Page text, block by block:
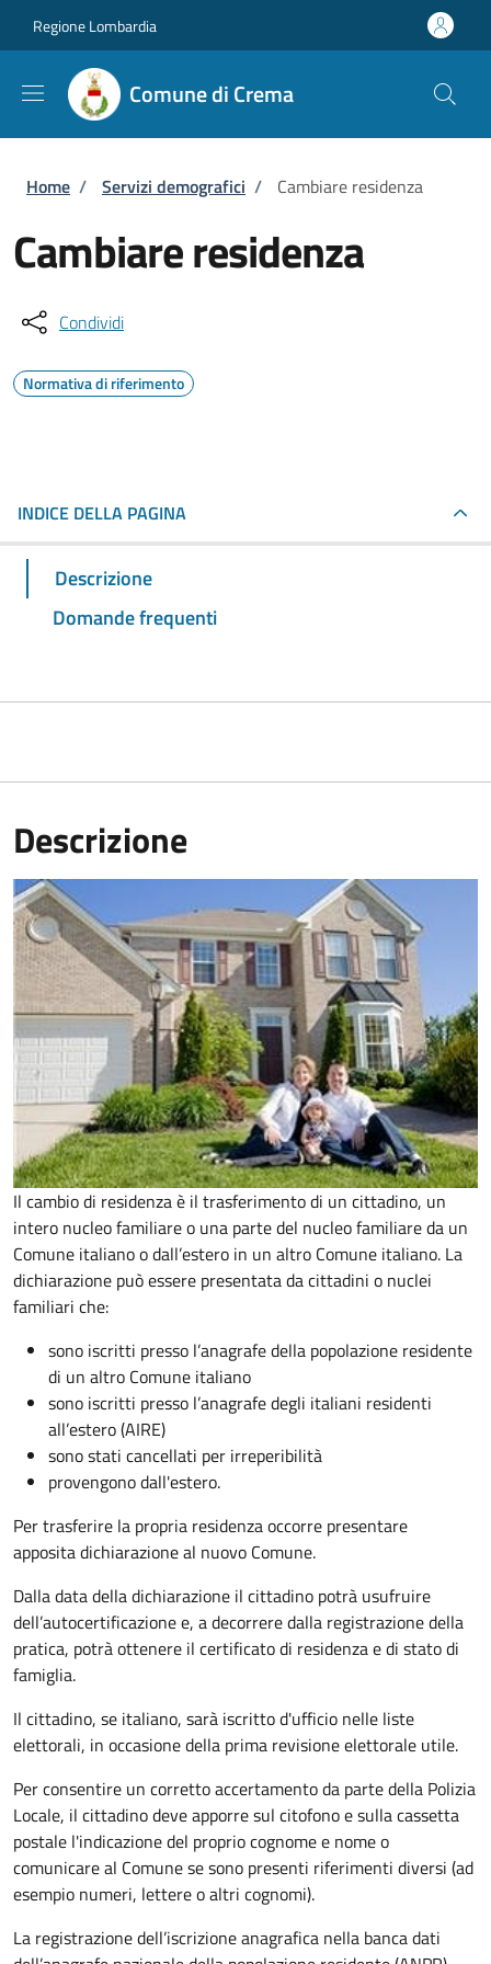
Regione Lombardia
Comune di Crema
Briciole di pane
Home / Servizi demografici / Cambiare residenza
Cambiare residenza
Condividi
Normativa di riferimento
INDICE DELLA PAGINA
Descrizione
Domande frequenti
Descrizione
Il cambio di residenza è il trasferimento di un cittadino, un
intero nucleo familiare o una parte del nucleo familiare da un
Comune italiano o dall’estero in un altro Comune italiano. La
dichiarazione può essere presentata da cittadini o nuclei
familiari che:
sono iscritti presso l’anagrafe della popolazione residente
di un altro Comune italiano
sono iscritti presso l’anagrafe degli italiani residenti
all’estero (AIRE)
sono stati cancellati per irreperibilità
provengono dall'estero.
Per trasferire la propria residenza occorre presentare
appositadichiarazione al nuovo Comune.
Dalla data della dichiarazione il cittadino potrà usufruire
dell’autocertificazione e, a decorrere dalla registrazione della
pratica, potrà ottenere il certificato di residenza e di stato di
famiglia.
Il cittadino, se italiano, sarà iscritto d'ufficio nelle liste
elettorali, in occasione della prima revisione elettorale utile.
Per consentire un corretto accertamento da parte della Polizia
Locale, il cittadino deve apporre sul citofono e sulla cassetta
postale l'indicazione del proprio cognome e nome o
comunicare al Comune se sono presenti riferimenti diversi (ad
esempio numeri, lettere o altri cognomi).
La registrazione dell’iscrizione anagrafica nella banca dati